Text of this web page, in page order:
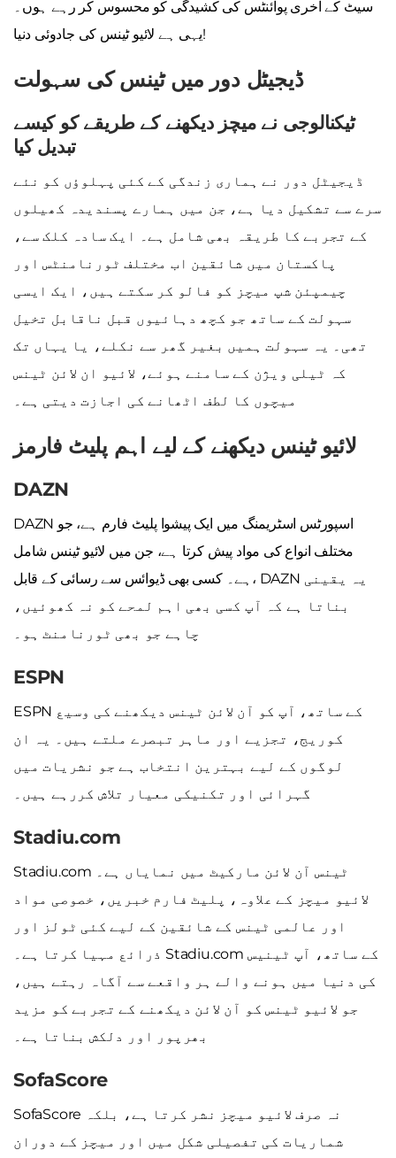
سیٹ کے آخری پوائنٹس کی کشیدگی کو محسوس کر رہے ہوں۔
یہی ہے لائیو ٹینس کی جادوئی دنیا!
ڈیجیٹل دور میں ٹینس کی سہولت
ٹیکنالوجی نے میچز دیکھنے کے طریقے کو کیسے
تبدیل کیا
ڈیجیٹل دور نے ہماری زندگی کے کئی پہلوؤں کو نئے
سرے سے تشکیل دیا ہے، جن میں ہمارے پسندیدہ کھیلوں
کے تجربے کا طریقہ بھی شامل ہے۔ ایک سادہ کلک سے،
پاکستان میں شائقین اب مختلف ٹورنامنٹس اور
چیمپئن شپ میچز کو فالو کر سکتے ہیں، ایک ایسی
سہولت کے ساتھ جو کچھ دہائیوں قبل ناقابل تخیل
تھی۔ یہ سہولت ہمیں بغیر گھر سے نکلے، یا یہاں تک
کہ ٹیلی ویژن کے سامنے ہوئے، لائیو ان لائن ٹینس
میچوں کا لطف اٹھانے کی اجازت دیتی ہے۔
لائیو ٹینس دیکھنے کے لیے اہم پلیٹ فارمز
DAZN
DAZN اسپورٹس اسٹریمنگ میں ایک پیشوا پلیٹ فارم ہے، جو
مختلف انواع کی مواد پیش کرتا ہے، جن میں لائیو ٹینس شامل
ہے۔ کسی بھی ڈیوائس سے رسائی کے قابل، DAZN یہ یقینی
بناتا ہے کہ آپ کسی بھی اہم لمحے کو نہ کھوئیں،
چاہے جو بھی ٹورنامنٹ ہو۔
ESPN
ESPN کے ساتھ، آپ کو آن لائن ٹینس دیکھنے کی وسیع
کوریج، تجزیے اور ماہر تبصرے ملتے ہیں۔ یہ ان
لوگوں کے لیے بہترین انتخاب ہے جو نشریات میں
گہرائی اور تکنیکی معیار تلاش کررہے ہیں۔
Stadiu.com
Stadiu.com ٹینس آن لائن مارکیٹ میں نمایاں ہے۔
لائیو میچز کے علاوہ، پلیٹ فارم خبریں، خصوصی مواد
اور عالمی ٹینس کے شائقین کے لیے کئی ٹولز اور
ذرائع مہیا کرتا ہے۔ Stadiu.com کے ساتھ، آپ ٹینیس
کی دنیا میں ہونے والے ہر واقعے سے آگاہ رہتے ہیں،
جو لائیو ٹینس کو آن لائن دیکھنے کے تجربے کو مزید
بھرپور اور دلکش بناتا ہے۔
SofaScore
SofaScore نہ صرف لائیو میچز نشر کرتا ہے، بلکہ
شماریات کی تفصیلی شکل میں اور میچز کے دوران